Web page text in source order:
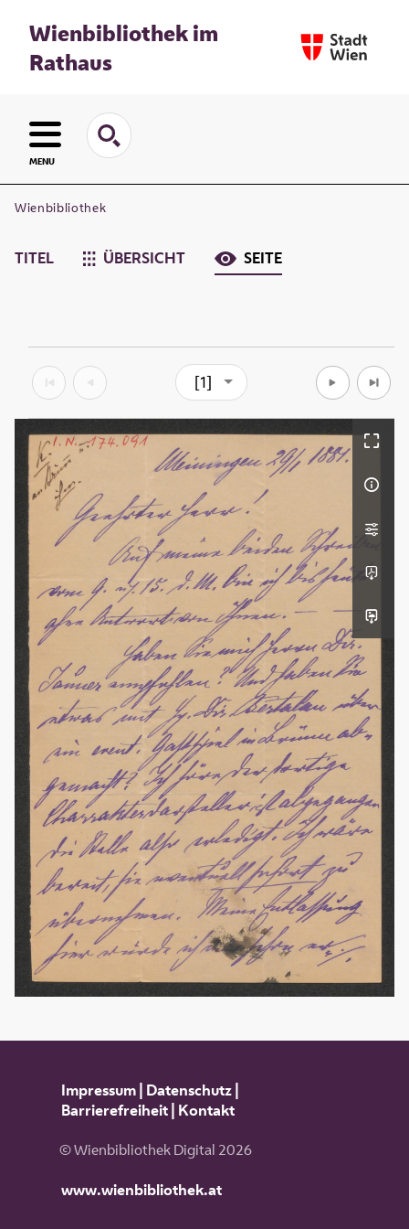
Wienbibliothek im
Rathaus
MENU
Wienbibliothek
TITEL ÜBERSICHT SEITE
[1]
Impressum| Datenschutz|
Barrierefreiheit| Kontakt
© Wienbibliothek Digital 2026
www.wienbibliothek.at